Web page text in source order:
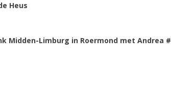
Heus
Midden-Limburg in Roermond met Andrea